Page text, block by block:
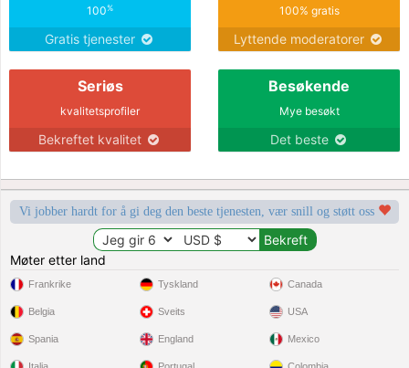
100%
Gratis tjenester
100% gratis
Lyttende moderatorer
Seriøs
kvalitetsprofiler
Bekreftet kvalitet
Besøkende
Mye besøkt
Det beste
Vi jobber hardt for å gi deg den beste tjenesten, vær snill og støtt oss
Møter etter land
Frankrike
Belgia
Spania
Tyskland
Sveits
England
Canada
USA
Mexico